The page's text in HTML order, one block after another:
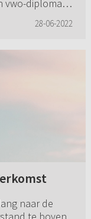
vwo-diploma
28-06-2022
naar de